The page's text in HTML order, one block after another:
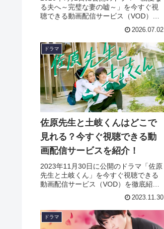
る夫へ～完璧な妻の嘘～」を今すぐ視
聴できる動画配信サービス（VOD）を
優、スタッフ、主題歌の情報はもちろ
ん、実際に見た人の感想やレビューも
まとめています。
2026.07.02
ドラマ
佐原先生と土岐くんはどこで
見れる？今すぐ視聴できる動
画配信サービスを紹介！
2023年11月30日に公開のドラマ「佐原
先生と土岐くん」を今すぐ視聴できる
動画配信サービス（VOD）を徹底紹
介。あらすじやキャスト・声優、スタ
ッフ、主題歌の情報はもちろん、実際
に見た人の感想やレビューもまとめて
います。
2023.11.30
ドラマ